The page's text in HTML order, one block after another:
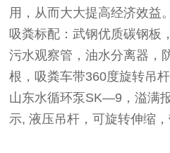
用，从而大大提高经济效益。
吸粪标配：武钢优质碳钢板
污水观察管，油水分离器，
根，吸粪车带360度旋转吊
山东水循环泵SK—9，溢满
示, 液压吊杆，可旋转伸缩